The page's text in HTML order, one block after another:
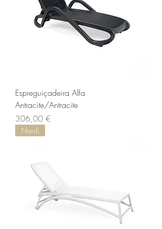
Espreguiçadeira Alfa
Antracite/Antracite
Preço
306,00 €
Nardi